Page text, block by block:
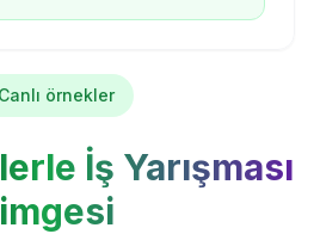
Canlı örnekler
İş Yarışması